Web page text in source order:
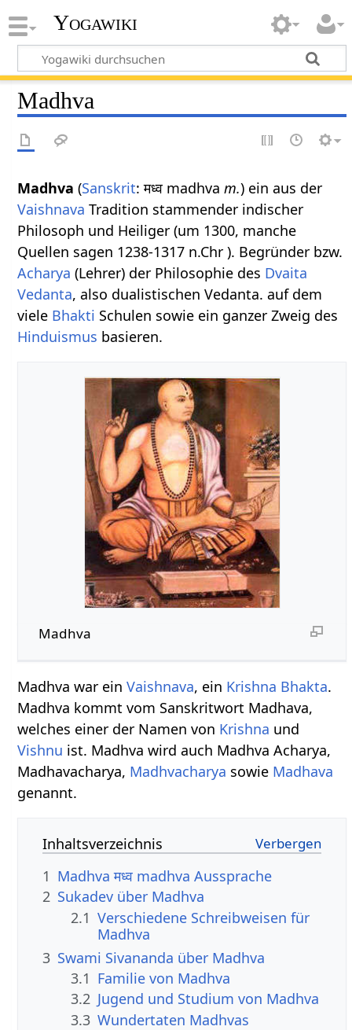
Yogawiki
Madhva
Madhva (Sanskrit: मध्व madhvam.) ein aus der
Vaishnava Tradition stammender indischer
Philosoph und Heiliger (um 1300, manche
Quellen sagen 1238-1317 n.Chr ). Begründer bzw.
Acharya (Lehrer) der Philosophie des Dvaita
Vedanta, also dualistischen Vedanta. auf dem
viele Bhakti Schulen sowie ein ganzer Zweig des
Hinduismus basieren.
Madhva
Madhva war einVaishnava, ein Krishna Bhakta.
Madhva kommt vom Sanskritwort Madhava,
welches einer der Namen von Krishna und
Vishnu ist. Madhva wird auch Madhva Acharya,
Madhavacharya, Madhvacharya sowie Madhava
genannt.
Inhaltsverzeichnis
1 Madhva मध्व madhva Aussprache
2 Sukadev über Madhva
2.1 Verschiedene Schreibweisen für
Madhva
3 Swami Sivananda über Madhva
3.1 Familie von Madhva
3.2 Jugend und Studium von Madhva
3.3 Wundertaten Madhvas